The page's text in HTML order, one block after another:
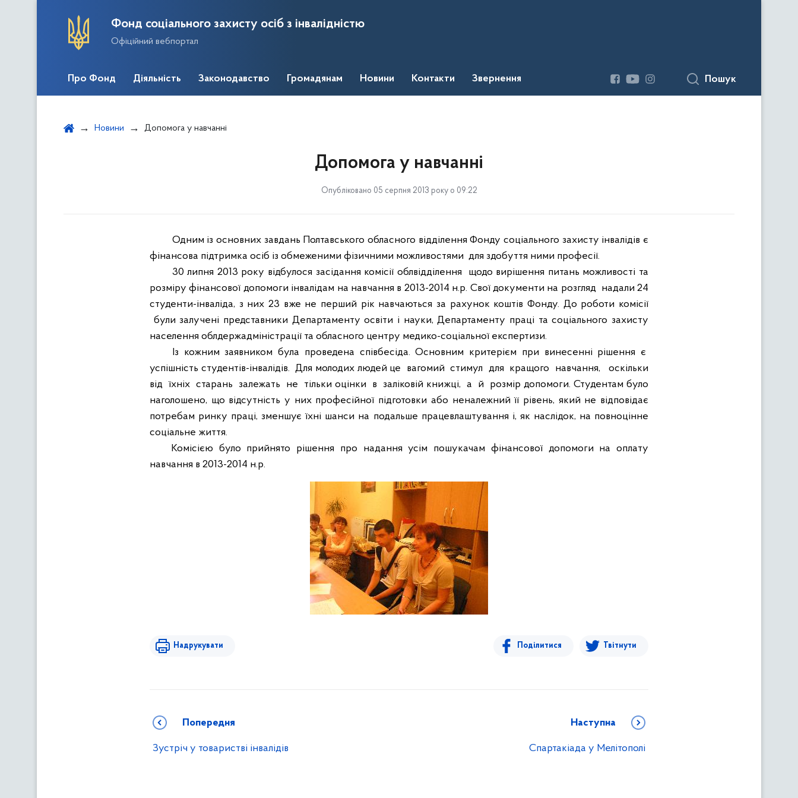
Фонд соціального захисту осіб з інвалідністю
Офіційний вебпортал
Про Фонд Діяльність Законодавство Громадянам Новини Контакти Звернення Пошук
Новини Допомога у навчанні
Допомога у навчанні
Опубліковано 05 серпня 2013 року о 09:22
Одним із основних завдань Полтавського обласного відділення Фонду соціального захисту інвалідів є
фінансова підтримка осіб із обмеженими фізичними можливостями для здобуття ними професії.
30 липня 2013 року відбулося засідання комісії облвідділення
щодо вирішення питань можливості та
розміру фінансової допомоги інвалідам на навчання в 2013-2014 н.р. Свої документи на розгляд надали 24
студенти-інваліда, з них 23 вже не перший рік навчаються за рахунок коштів Фонду. До роботи комісії
були залучені представники Департаменту освіти і науки, Департаменту праці та соціального захисту
населення облдержадміністрації та обласного центру медико-соціальної експертизи.
Із кожним заявником була проведена співбесіда. Основним критерієм при винесенні рішення є
успішність студентів-інвалідів. Для молодих людей це вагомий стимул для кращого навчання,
оскільки
від їхніх старань залежать не тільки оцінки в заліковій книжці, а й
розмір допомоги. Студентам було
наголошено, що відсутність у них професійної підготовки або неналежний її рівень, який не відповідає
потребам ринку праці, зменшує їхні шанси на подальше працевлаштування і, як наслідок, на повноцінне
соціальне життя.
Комісією було прийнято рішення про надання усім пошукачам фінансової допомоги на оплату
навчання в 2013-2014 н.р.
Надрукувати Поділитися Твітнути
Попередня
Зустріч у товаристві інвалідів
Наступна
Спартакіада у Мелітополі